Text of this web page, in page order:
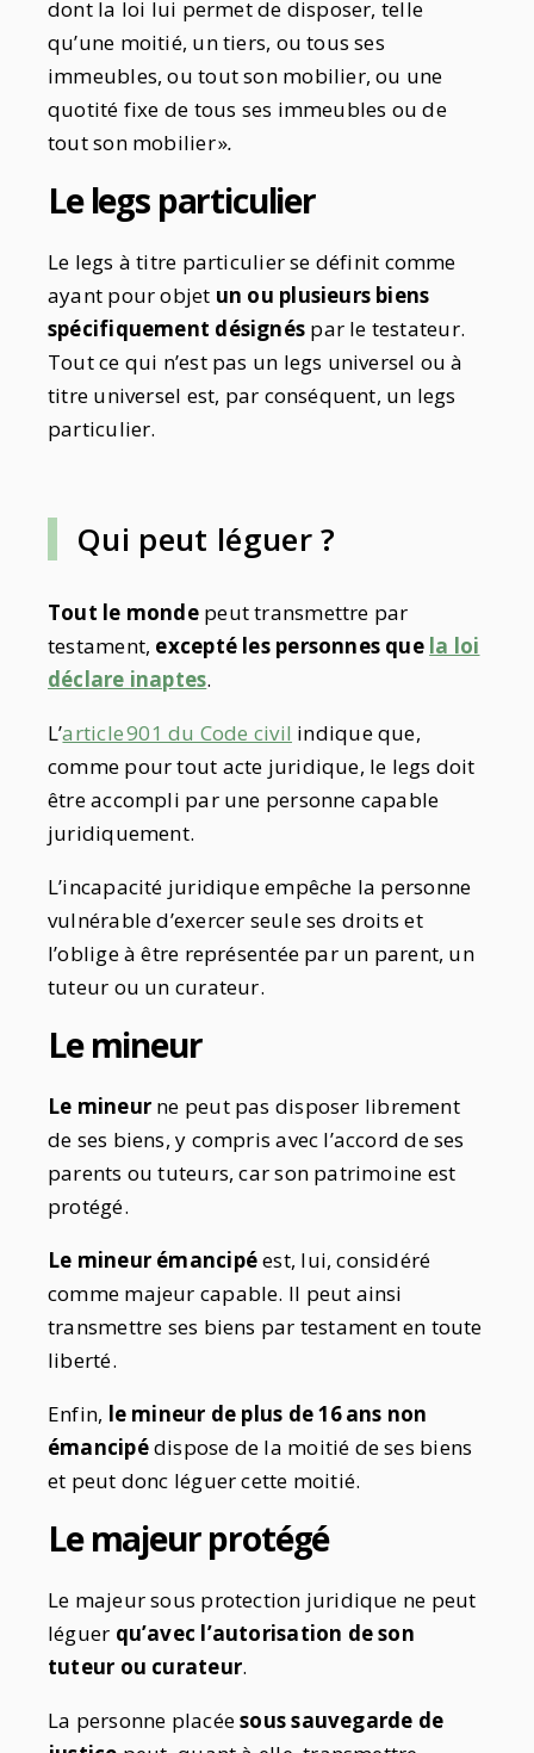
dont la loi lui permet de disposer, telle
qu’une moitié, un tiers, ou tous ses
immeubles, ou tout son mobilier, ou une
quotité fixe de tous ses immeubles ou de
tout son mobilier ».
Le legs particulier
Le legs à titre particulier se définit comme
ayant pour objet un ou plusieurs biens
spécifiquement désignés par le testateur.
Tout ce qui n’est pas un legs universel ou à
titre universel est, par conséquent, un legs
particulier.
Qui peut léguer ?
Tout le mondepeut transmettre par
testament, excepté les personnes que la loi
déclare inaptes.
L’article 901 du Code civil indique que,
comme pour tout acte juridique, le legs doit
être accompli par une personne capable
juridiquement.
L’incapacité juridique empêche la personne
vulnérable d’exercer seule ses droits et
l’oblige à être représentée par un parent, un
tuteur ou un curateur.
Le mineur
Le mineur ne peut pas disposer librement
de ses biens, y compris avec l’accord de ses
parents ou tuteurs, car son patrimoine est
protégé.
Le mineur émancipéest, lui, considéré
comme majeur capable. Il peut ainsi
transmettre ses biens par testament en toute
liberté.
Enfin, le mineur de plus de 16 ans non
émancipédispose de la moitié de ses biens
et peut donc léguer cette moitié.
Le majeur protégé
Le majeur sous protection juridique ne peut
léguer qu’avec l’autorisation de son
tuteur ou curateur.
La personne placéesous sauvegarde de